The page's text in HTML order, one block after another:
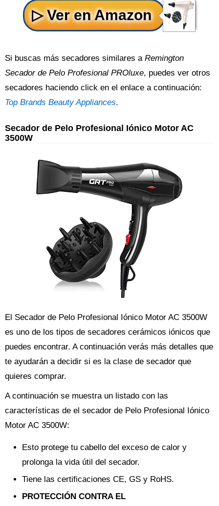
Si buscas más secadores similares a Remington
Secador de Pelo Profesional PROluxe, puedes ver otros
secadores haciendo click en el enlace a continuación:
Top Brands Beauty Appliances.
Secador de Pelo Profesional Iónico Motor AC
3500W
El Secador de Pelo Profesional Iónico Motor AC 3500W
es uno de los tipos de secadores cerámicos iónicos que
puedes encontrar. A continuación verás más detalles que
te ayudarán a decidir si es la clase de secador que
quieres comprar.
A continuación se muestra un listado con las
características de el secador de Pelo Profesional Iónico
Motor AC 3500W:
Esto protege tu cabello del exceso de calor y
prolonga la vida útil del secador.
Tiene las certificaciones CE, GS y RoHS.
PROTECCIÓN CONTRA EL